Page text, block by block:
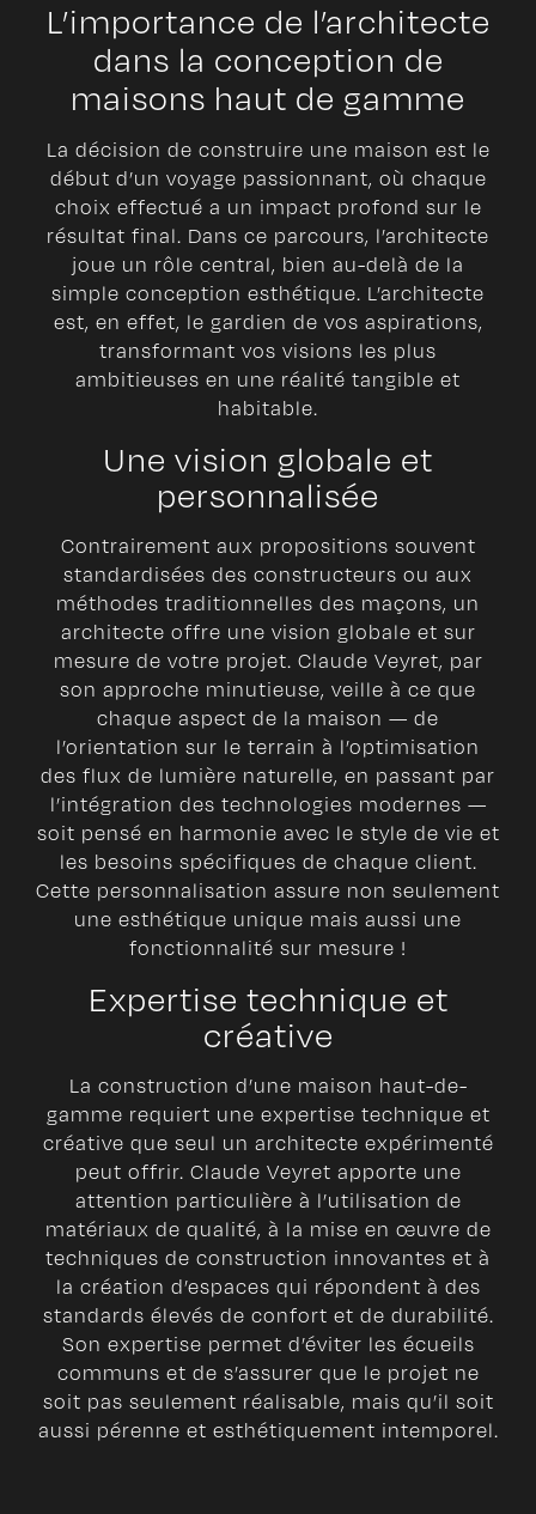
L’importance de l’architecte
dans la conception de
maisons haut de gamme
La décision de construire une maison est le
début d’un voyage passionnant, où chaque
choix effectué a un impact profond sur le
résultat final. Dans ce parcours, l’architecte
joue un rôle central, bien au-delà de la
simple conception esthétique. L’architecte
est, en effet, le gardien de vos aspirations,
transformant vos visions les plus
ambitieuses en une réalité tangible et
habitable.
Une vision globale et
personnalisée
Contrairement aux propositions souvent
standardisées des constructeurs ou aux
méthodes traditionnelles des maçons, un
architecte offre une vision globale et sur
mesure de votre projet. Claude Veyret, par
son approche minutieuse, veille à ce que
chaque aspect de la maison — de
l’orientation sur le terrain à l’optimisation
des flux de lumière naturelle, en passant par
l’intégration des technologies modernes —
soit pensé en harmonie avec le style de vie et
les besoins spécifiques de chaque client.
Cette personnalisation assure non seulement
une esthétique unique mais aussi une
fonctionnalité sur mesure !
Expertise technique et
créative
La construction d’une maison haut-de-
gamme requiert une expertise technique et
créative que seul un architecte expérimenté
peut offrir. Claude Veyret apporte une
attention particulière à l’utilisation de
matériaux de qualité, à la mise en œuvre de
techniques de construction innovantes et à
la création d’espaces qui répondent à des
standards élevés de confort et de durabilité.
Son expertise permet d’éviter les écueils
communs et de s’assurer que le projet ne
soit pas seulement réalisable, mais qu’il soit
aussi pérenne et esthétiquement intemporel.